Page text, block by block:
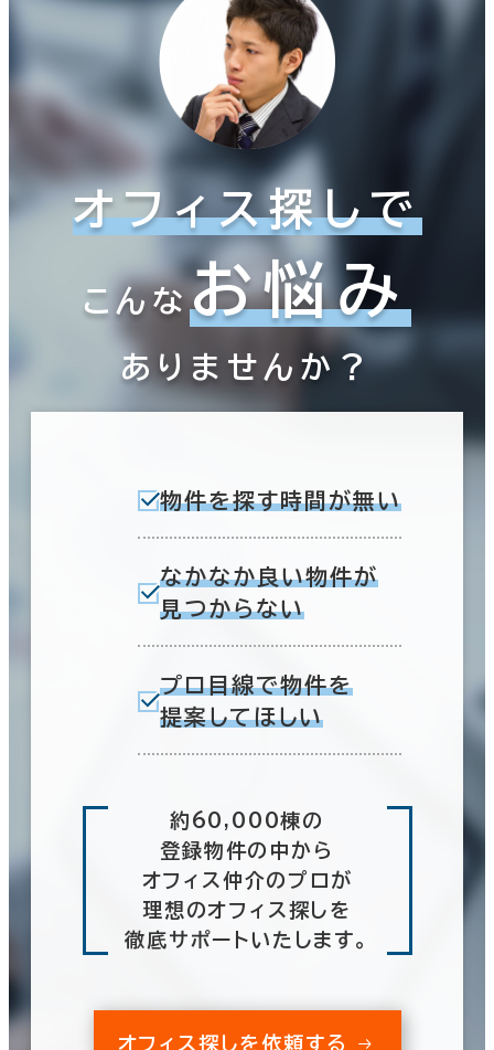
オフィス探しで
こんなお悩み
ありませんか？
物件を探す時間が無い
なかなか良い物件が
見つからない
プロ目線で物件を
提案してほしい
約60,000棟の
登録物件の中から
オフィス仲介のプロが
理想のオフィス探しを
徹底サポートいたします。
オフィス探しを依頼する